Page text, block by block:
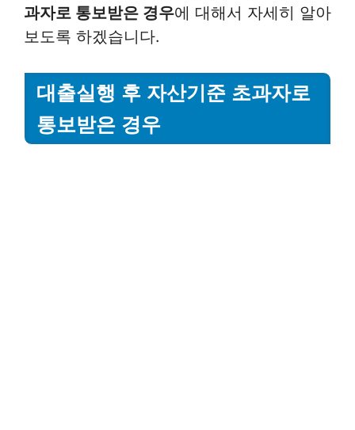
과자로 통보받은 경우에 대해서 자세히 알아
보도록 하겠습니다.
대출실행 후 자산기준 초과자로
통보받은 경우